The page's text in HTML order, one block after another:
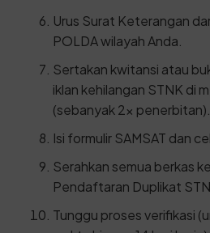
Urus Surat Keterangan
POLDA wilayah Anda.
Sertakan kwitansi atau
iklan kehilangan STNK di
(sebanyak 2x penerbitan).
Isi formulir SAMSAT dan
Serahkan semua berkas
Pendaftaran Duplikat
Tunggu proses verifikasi